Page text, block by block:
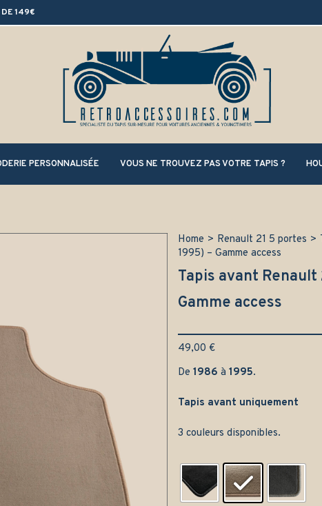
DE 149€
PERSONNALISÉE VOUS NE TROUVEZ PAS VOTRE TAPIS ?
Home > Renault 21 5 portes >
1995) – Gamme access
Tapis avant Renault
Gamme access
49,00 €
De 1986 à 1995.
Tapis avant uniquement
3 couleurs disponibles.